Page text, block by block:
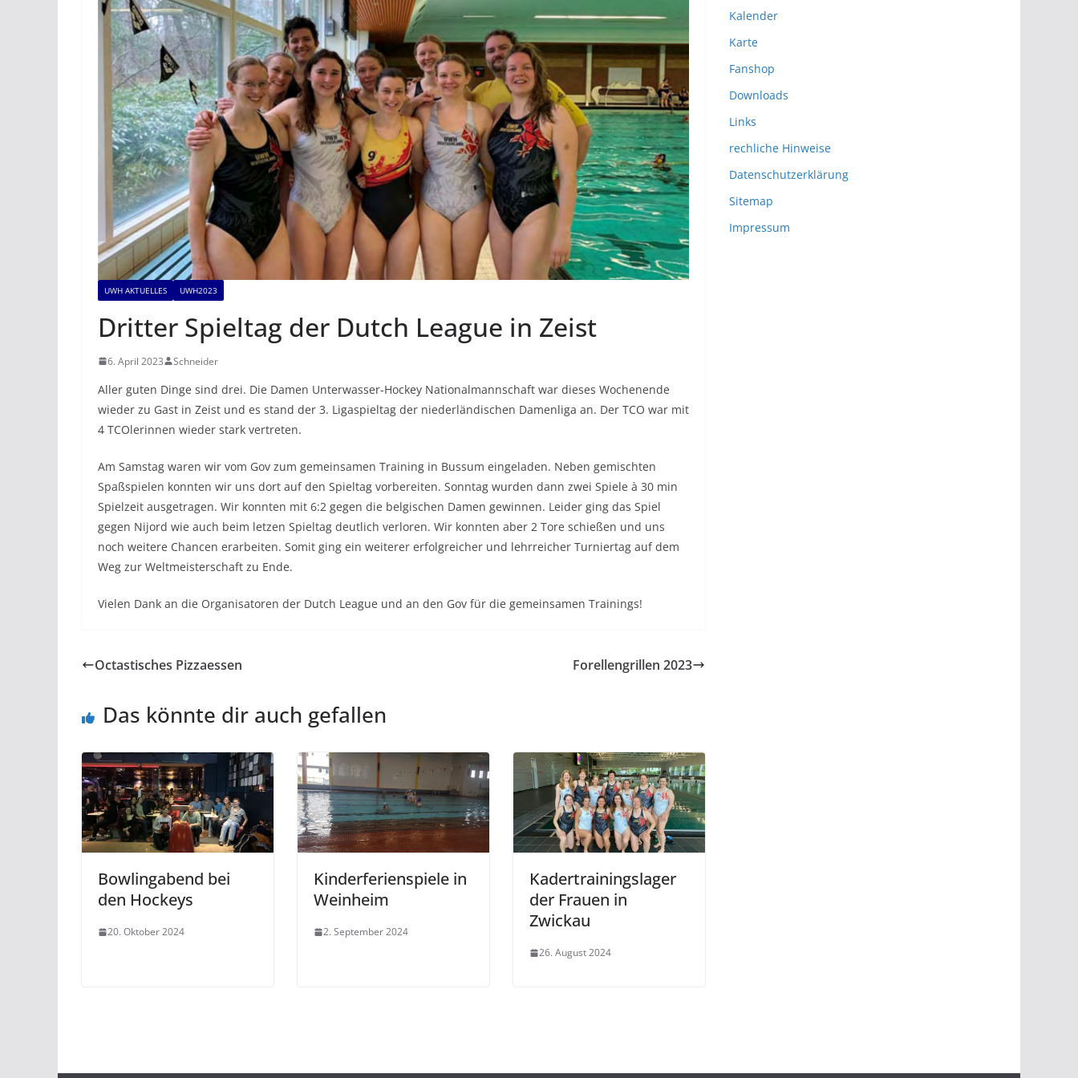
UWH AKTUELLES UWH2023
Dritter Spieltag der Dutch League in Zeist
6. April 2023 Schneider
Aller guten Dinge sind drei. Die Damen Unterwasser-Hockey Nationalmannschaft war dieses Wochenende
wieder zu Gast in Zeist und es stand der 3. Ligaspieltag der niederländischen Damenliga an. Der TCO war mit
4 TCOlerinnen wieder stark vertreten.
Am Samstag waren wir vom Gov zum gemeinsamen Training in Bussum eingeladen. Neben gemischten
Spaßspielen konnten wir uns dort auf den Spieltag vorbereiten. Sonntag wurden dann zwei Spiele à 30 min
Spielzeit ausgetragen. Wir konnten mit 6:2 gegen die belgischen Damen gewinnen. Leider ging das Spiel
gegen Nijord wie auch beim letzen Spieltag deutlich verloren. Wir konnten aber 2 Tore schießen und uns
noch weitere Chancen erarbeiten. Somit ging ein weiterer erfolgreicher und lehrreicher Turniertag auf dem
Weg zur Weltmeisterschaft zu Ende.
Vielen Dank an die Organisatoren der Dutch League und an den Gov für die gemeinsamen Trainings!
Octastisches Pizzaessen Forellengrillen 2023
Das könnte dir auch gefallen
Bowlingabend bei
den Hockeys
20. Oktober 2024
Kinderferienspiele in
Weinheim
2. September 2024
Kadertrainingslager
der Frauen in
Zwickau
26. August 2024
Kalender
Karte
Fanshop
Downloads
Links
rechliche Hinweise
Datenschutzerklärung
Sitemap
Impressum